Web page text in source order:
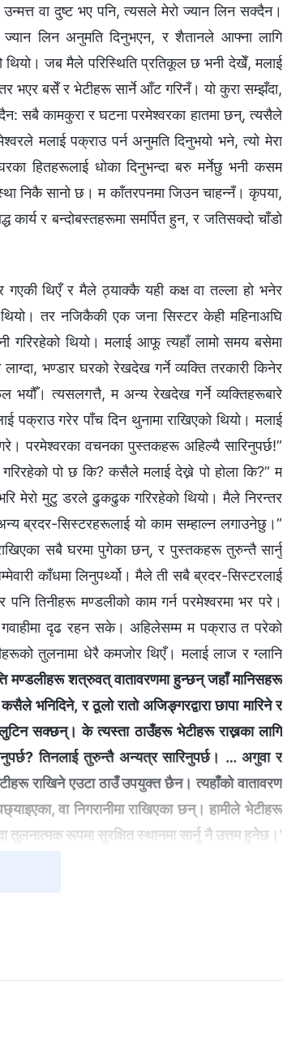
वा दुष्ट भए पनि, त्यसले मेरो ज्यान लिन सक्दैन।
लिन अनुमति दिनुभएन, र शैतानले आफ्ना लागि
थियो। जब मैले परिस्थिति प्रतिकूल छ भनी देखेँ, मलाई
भएर बसेँ र भेटीहरू सार्ने आँट गरिनँ। यो कुरा सम्झँदा,
सबै कामकुरा र घटना परमेश्‍वरका हातमा छन्, त्यसैले
मलाई पक्राउ पर्न अनुमति दिनुभयो भने, त्यो मेरा
हितहरूलाई धोका दिनुभन्दा बरु मर्नेछु भनी कसम
निकै सानो छ। म काँतरपनमा जिउन चाहन्नँ। कृपया,
र बन्दोबस्तहरूमा समर्पित हुन, र जतिसक्दो चाँडो
गएकी थिएँ र मैले ठ्याक्कै यही कक्ष वा तल्ला हो भनेर
तर नजिकैकी एक जना सिस्टर केही महिनाअघि
गरिरहेको थियो। मलाई आफू त्यहाँ लामो समय बसेमा
भण्डार घरको रेखदेख गर्ने व्यक्ति तरकारी किनेर
भयौँ। त्यसलगत्तै, म अन्य रेखदेख गर्ने व्यक्तिहरूबारे
गरेर पाँच दिन थुनामा राखिएको थियो। मलाई
परमेश्‍वरका वचनका पुस्तकहरू अहिल्यै सारिनुपर्छ!”
पो छ कि? कसैले मलाई देख्ने पो होला कि?” म
मेरो मुटु डरले ढुकढुक गरिरहेको थियो। मैले निरन्तर
ब्रदर-सिस्टरहरूलाई यो काम सम्हाल्न लगाउनेछु।”
सबै घरमा पुगेका छन्, र पुस्तकहरू तुरुन्तै सार्नु
काँधमा लिनुपर्थ्यो। मैले ती सबै ब्रदर-सिस्टरलाई
तिनीहरू मण्डलीको काम गर्न परमेश्‍वरमा भर परे।
गवाहीमा दृढ रहन सके। अहिलेसम्म म पक्राउ त परेको
तुलनामा धेरै कमजोर थिएँ। मलाई लाज र ग्लानि
मण्डलीहरू शत्रुवत् वातावरणमा हुन्छन् जहाँ मानिसहरू
भनिदिने, र ठूलो रातो अजिङ्गरद्वारा छापा मारिने र
सक्छन्। के त्यस्ता ठाउँहरू भेटीहरू राख्नका लागि
तिनलाई तुरुन्तै अन्यत्र सारिनुपर्छ। … अगुवा र
राखिने एउटा ठाउँ उपयुक्त छैन। त्यहाँको वातावरण
वा निगरानीमा राखिएका छन्। हामीले भेटीहरू
तुलनात्मक रूपमा सुरक्षित स्थानमा सार्नु नै उत्तम हुनेछ।’
कब्जा गरिन र हसुरिनबाट जोगाउन सकियोस्। यही नै
सिर्जना हुनेबित्तिकै, अगुवा र कामदारहरूले सुरुमा
गर्नका लागि हामीले जोखिमहरू मोल्‍नुपर्ने हुन्छ। के